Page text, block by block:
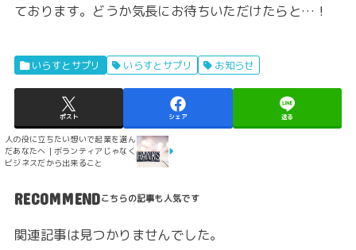
ております。どうか気長にお待ちいただけたらと…！
いらすとサプリ いらすとサプリ お知らせ
ポスト シェア 送る
人の役に立ちたい想いで起業を選ん
だあなたへ｜ボランティアじゃなく
ビジネスだから出来ること
RECOMMEND
関連記事は見つかりませんでした。